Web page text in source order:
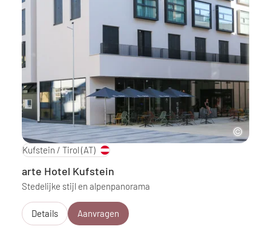
Kufstein / Tirol (AT)
arte Hotel Kufstein
Stedelijke stijl en alpenpanorama
Details Aanvragen